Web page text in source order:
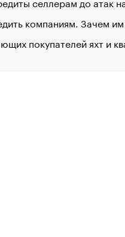
компаниям. Зачем
покупателей яхт и